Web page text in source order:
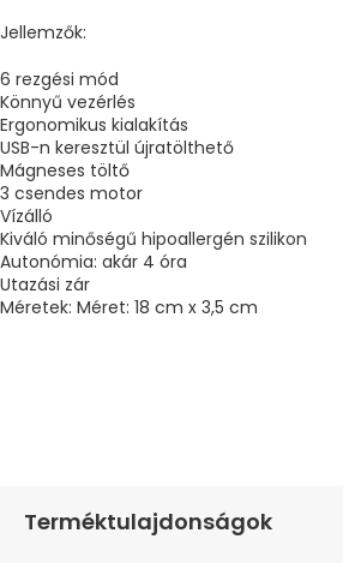
Jellemzők:
6 rezgési mód
Könnyű vezérlés
Ergonomikus kialakítás
USB-n keresztül újratölthető
Mágneses töltő
3 csendes motor
Vízálló
Kiváló minőségű hipoallergén szilikon
Autonómia: akár 4 óra
Utazási zár
Méretek: Méret: 18 cm x 3,5 cm
Terméktulajdonságok